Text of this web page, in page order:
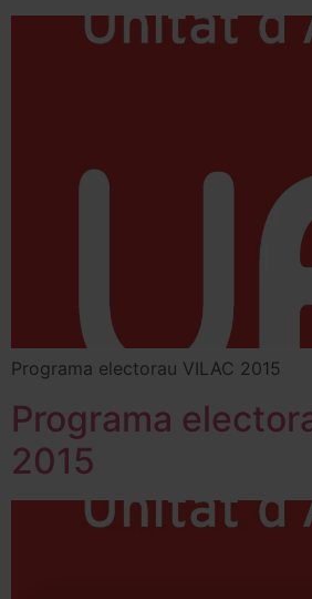
Programa electorau VILAC 2015
Programa
2015